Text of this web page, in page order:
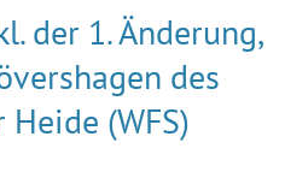
der 1. Änderung,
des
(WFS)